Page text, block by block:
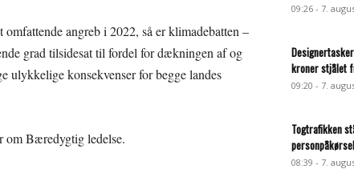
angreb i 2022, så er klimadebatten –
grad tilsidesat til fordel for dækningen af og
ulykkelige konsekvenser for begge landes
om Bæredygtig ledelse.
09:26 - 7.
kroner stjålet
09:20 - 7.
Togtrafikken
personpåkørsel
08:39 - 7.